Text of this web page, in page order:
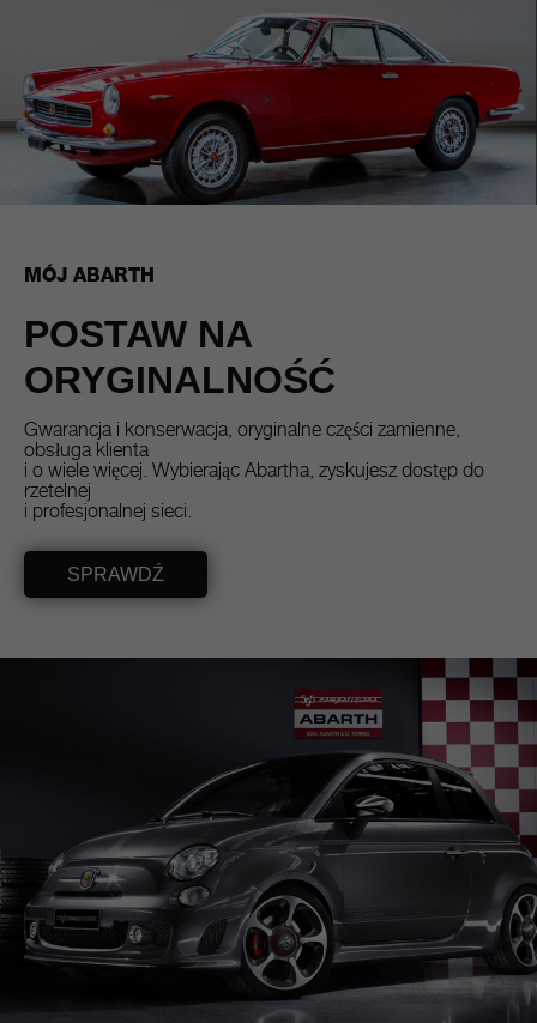
MÓJ ABARTH
POSTAW NA
ORYGINALNOŚĆ
Gwarancja i konserwacja, oryginalne części zamienne,
obsługa klienta
i o wiele więcej. Wybierając Abartha, zyskujesz dostęp do
rzetelnej
i profesjonalnej sieci.
SPRAWDŹ